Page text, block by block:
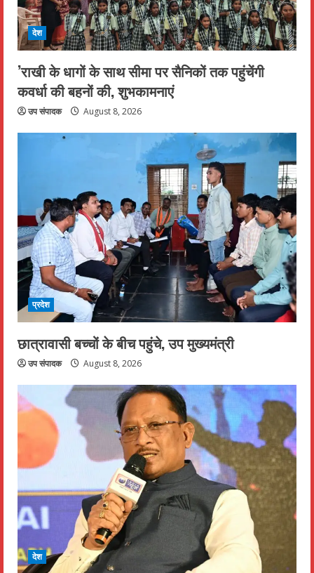
देश
’राखी के धागों के साथ सीमा पर सैनिकों तक पहुंचेंगी
कवर्धा की बहनों की, शुभकामनाएं
उप संपादक August 8, 2026
प्रदेश
छात्रावासी बच्चों के बीच पहुंचे, उप मुख्यमंत्री
उप संपादक August 8, 2026
देश